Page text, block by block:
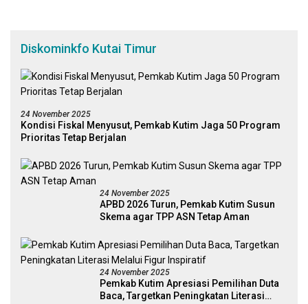
Diskominkfo Kutai Timur
24 November 2025
Kondisi Fiskal Menyusut, Pemkab Kutim Jaga 50 Program
Prioritas Tetap Berjalan
24 November 2025
APBD 2026 Turun, Pemkab Kutim Susun
Skema agar TPP ASN Tetap Aman
24 November 2025
Pemkab Kutim Apresiasi Pemilihan Duta
Baca, Targetkan Peningkatan Literasi